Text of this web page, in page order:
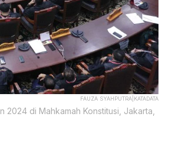
FAUZA SYAHPUTRA|KATADATA
2024 di Mahkamah Konstitusi, Jakarta,